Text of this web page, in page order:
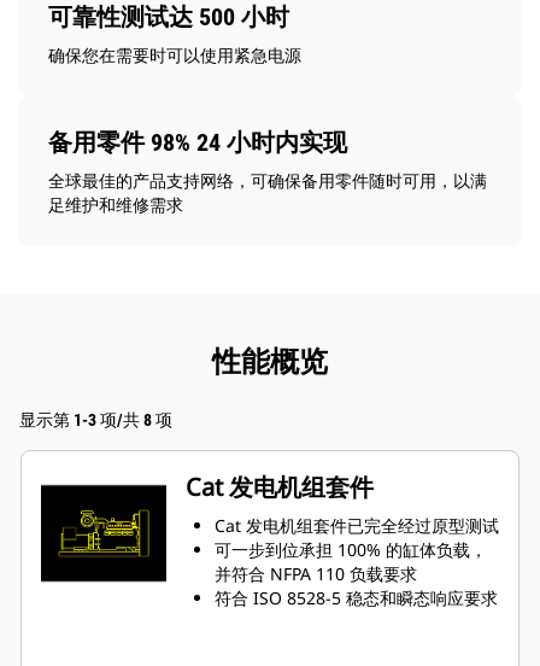
可靠性测试达 500 小时
确保您在需要时可以使用紧急电源
备用零件 98% 24 小时内实现
全球最佳的产品支持网络，可确保备用零件随时可用，以满
足维护和维修需求
性能概览
显示第 1-3 项/共 8 项
Cat 发电机组套件
Cat 发电机组套件已完全经过原型测试
可一步到位承担 100% 的缸体负载，
并符合 NFPA 110 负载要求
符合 ISO 8528-5 稳态和瞬态响应要求